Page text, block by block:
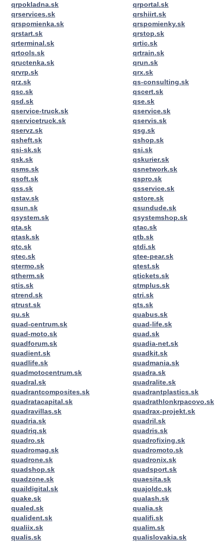
qrpokladna.sk
qrportal.sk
qrservices.sk
qrshiirt.sk
qrspomienka.sk
qrspomienky.sk
qrstart.sk
qrstop.sk
qrterminal.sk
qrtic.sk
qrtools.sk
qrtrain.sk
qructenka.sk
qrun.sk
qrvrp.sk
qrx.sk
qrz.sk
qs-consulting.sk
qsc.sk
qscert.sk
qsd.sk
qse.sk
qservice-truck.sk
qservice.sk
qservicetruck.sk
qservis.sk
qservz.sk
qsg.sk
qsheft.sk
qshop.sk
qsi-sk.sk
qsi.sk
qsk.sk
qskurier.sk
qsms.sk
qsnetwork.sk
qsoft.sk
qspro.sk
qss.sk
qsservice.sk
qstav.sk
qstore.sk
qsun.sk
qsundude.sk
qsystem.sk
qsystemshop.sk
qta.sk
qtac.sk
qtask.sk
qtb.sk
qtc.sk
qtdi.sk
qtec.sk
qtee-pear.sk
qtermo.sk
qtest.sk
qtherm.sk
qtickets.sk
qtis.sk
qtmplus.sk
qtrend.sk
qtri.sk
qtrust.sk
qts.sk
qu.sk
quabus.sk
quad-centrum.sk
quad-life.sk
quad-moto.sk
quad.sk
quadforum.sk
quadia-net.sk
quadient.sk
quadkit.sk
quadlife.sk
quadmania.sk
quadmotocentrum.sk
quadra.sk
quadral.sk
quadralite.sk
quadrantcomposites.sk
quadrantplastics.sk
quadratacapital.sk
quadrathlonkrpacovo.sk
quadravillas.sk
quadrax-projekt.sk
quadria.sk
quadril.sk
quadriq.sk
quadris.sk
quadro.sk
quadrofixing.sk
quadromag.sk
quadromoto.sk
quadrone.sk
quadronix.sk
quadshop.sk
quadsport.sk
quadzone.sk
quaesita.sk
quaildigital.sk
quajoldc.sk
quake.sk
qualash.sk
qualed.sk
qualia.sk
qualident.sk
qualifi.sk
qualiix.sk
qualim.sk
qualis.sk
qualislovakia.sk